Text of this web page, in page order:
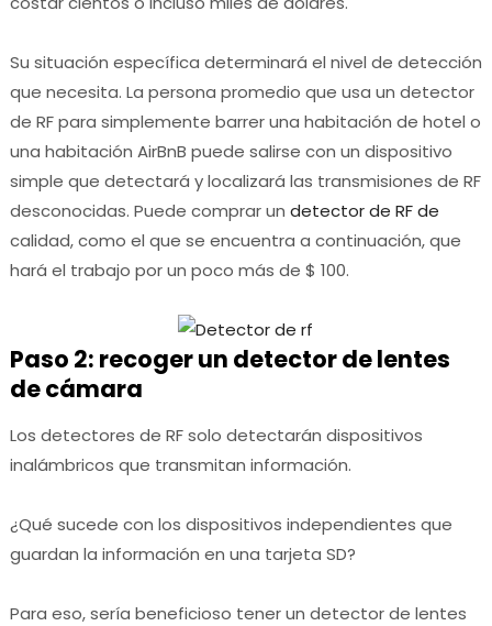
Su situación específica determinará el nivel de detección
que necesita. La persona promedio que usa un detector
de RF para simplemente barrer una habitación de hotel o
una habitación AirBnB puede salirse con un dispositivo
simple que detectará y localizará las transmisiones de RF
desconocidas. Puede comprar un detector de RF de
calidad, como el que se encuentra a continuación, que
hará el trabajo por un poco más de $ 100.
Paso 2: recoger un detector de lentes
de cámara
Los detectores de RF solo detectarán dispositivos
inalámbricos que transmitan información.
¿Qué sucede con los dispositivos independientes que
guardan la información en una tarjeta SD?
Para eso, sería beneficioso tener un detector de lentes